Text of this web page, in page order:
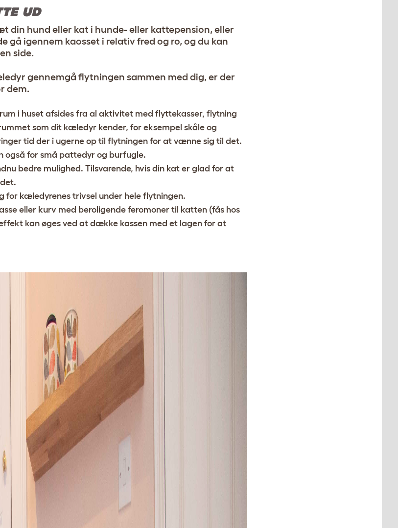
UD
din hund eller kat i hunde- eller kattepension, eller
gå igennem kaosset i relativ fred og ro, og du kan
side.
gennemgå flytningen sammen med dig, er der
dem.
i huset afsides fra al aktivitet med flyttekasser, flytning
som dit kæledyr kender, for eksempel skåle og
tid der i ugerne op til flytningen for at vænne sig til det.
også for små pattedyr og burfugle.
bedre mulighed. Tilsvarende, hvis din kat er glad for at
kæledyrenes trivsel under hele flytningen.
eller kurv med beroligende feromoner til katten (fås hos
kan øges ved at dække kassen med et lagen for at